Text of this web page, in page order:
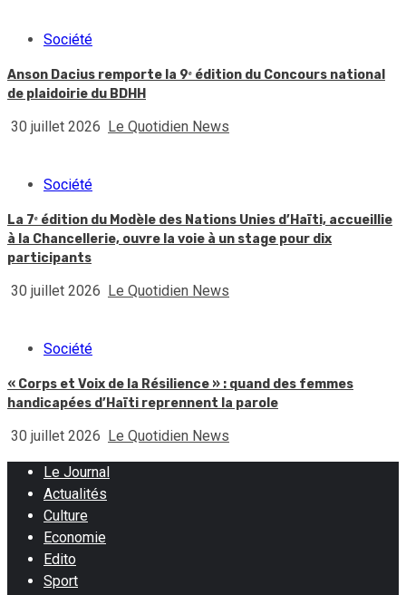
Société
Anson Dacius remporte la 9ᵉ édition du Concours national
de plaidoirie du BDHH
30 juillet 2026 Le Quotidien News
Société
La 7ᵉ édition du Modèle des Nations Unies d’Haïti, accueillie
à la Chancellerie, ouvre la voie à un stage pour dix
participants
30 juillet 2026 Le Quotidien News
Société
« Corps et Voix de la Résilience » : quand des femmes
handicapées d’Haïti reprennent la parole
30 juillet 2026 Le Quotidien News
Le Journal
Actualités
Culture
Economie
Edito
Sport